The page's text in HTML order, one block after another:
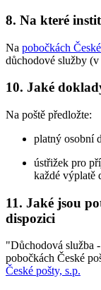
8. Na které
Na pobočkách
důchodové služby
10. Jaké
Na poště předložte:
platný osobní
ústřižek pro
každé výplatě
11. Jaké jsou
dispozici
"Důchodová služba
pobočkách České
České pošty, s.p.